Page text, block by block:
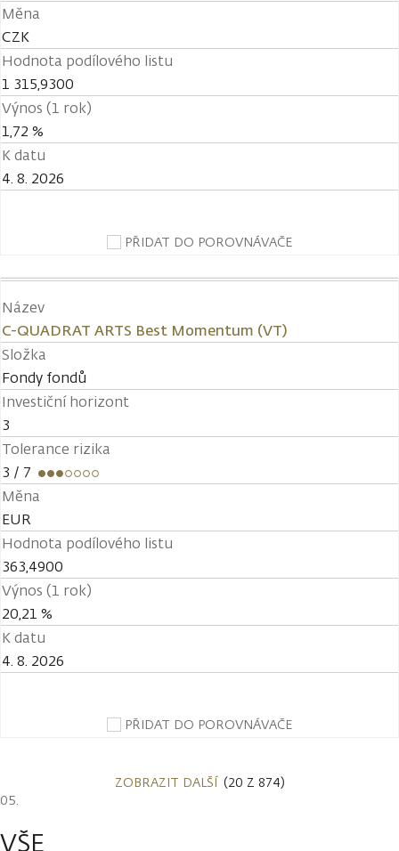
Měna
CZK
Hodnota podílového listu
1 315,9300
Výnos (1 rok)
1,72 %
K datu
4. 8. 2026
PŘIDAT DO POROVNÁVAČE
Název
C-QUADRAT ARTS Best Momentum (VT)
Složka
Fondy fondů
Investiční horizont
3
Tolerance rizika
3 / 7
Měna
EUR
Hodnota podílového listu
363,4900
Výnos (1 rok)
20,21 %
K datu
4. 8. 2026
PŘIDAT DO POROVNÁVAČE
ZOBRAZIT DALŠÍ (20 Z 874)
VŠE